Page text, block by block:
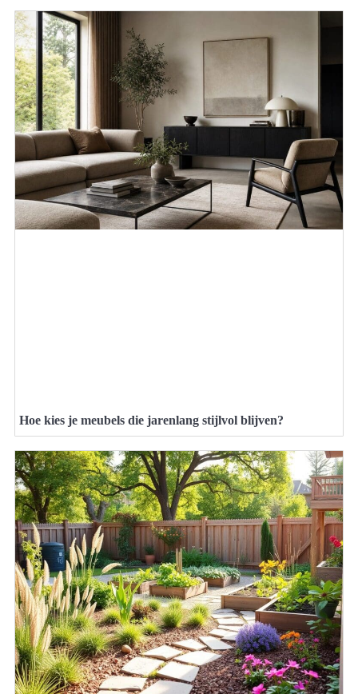
Hoe kies je meubels die jarenlang stijlvol blijven?